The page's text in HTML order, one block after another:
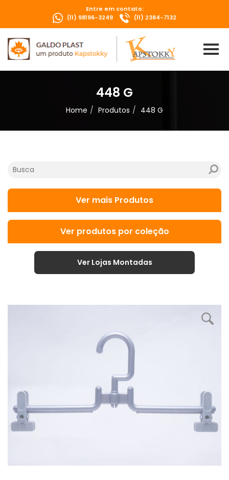
Entre em contato:
(11) 98196-3249
(11) 2384-7132
448 G
Home Produtos 448 G
Ver mais Produtos
Ver produtos por coleção
Ver Lojas Montadas